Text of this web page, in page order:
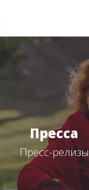
Пресса
Пресс-релизы